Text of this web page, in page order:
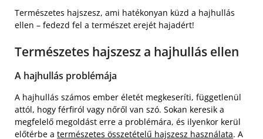
Természetes hajszesz, ami hatékonyan küzd a hajhullás
ellen – fedezd fel a természet erejét hajadért!
Természetes hajszesz a hajhullás ellen
A hajhullás problémája
A hajhullás számos ember életét megkeseríti, függetlenül
attól, hogy férfiról vagy nőről van szó. Sokan keresik a
megfelelő megoldást erre a problémára, és ilyenkor kerül
előtérbe a természetes összetételű hajszesz használata. A